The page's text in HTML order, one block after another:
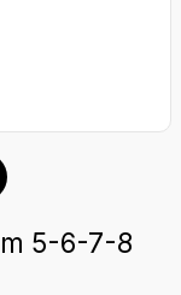
5-6-7-8